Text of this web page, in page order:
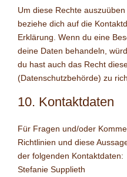
Um diese Rechte
beziehe dich auf die
Erklärung. Wenn du eine
deine Daten behandeln,
du hast auch das Recht
(Datenschutzbehörde) zu
10. Kontaktdaten
Für Fragen und/oder
Richtlinien und diese
der folgenden Kontaktdaten:
Stefanie Supplieth